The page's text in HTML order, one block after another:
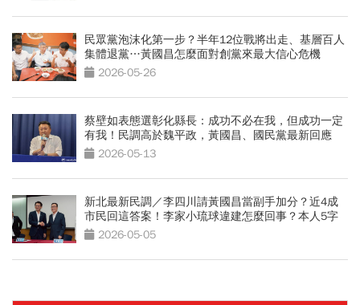
民眾黨泡沫化第一步？半年12位戰將出走、基層百人
集體退黨…黃國昌怎麼面對創黨來最大信心危機
2026-05-26
蔡壁如表態選彰化縣長：成功不必在我，但成功一定
有我！民調高於魏平政，黃國昌、國民黨最新回應
2026-05-13
新北最新民調／李四川請黃國昌當副手加分？近4成
市民回這答案！李家小琉球違建怎麼回事？本人5字
回應2026-05-05